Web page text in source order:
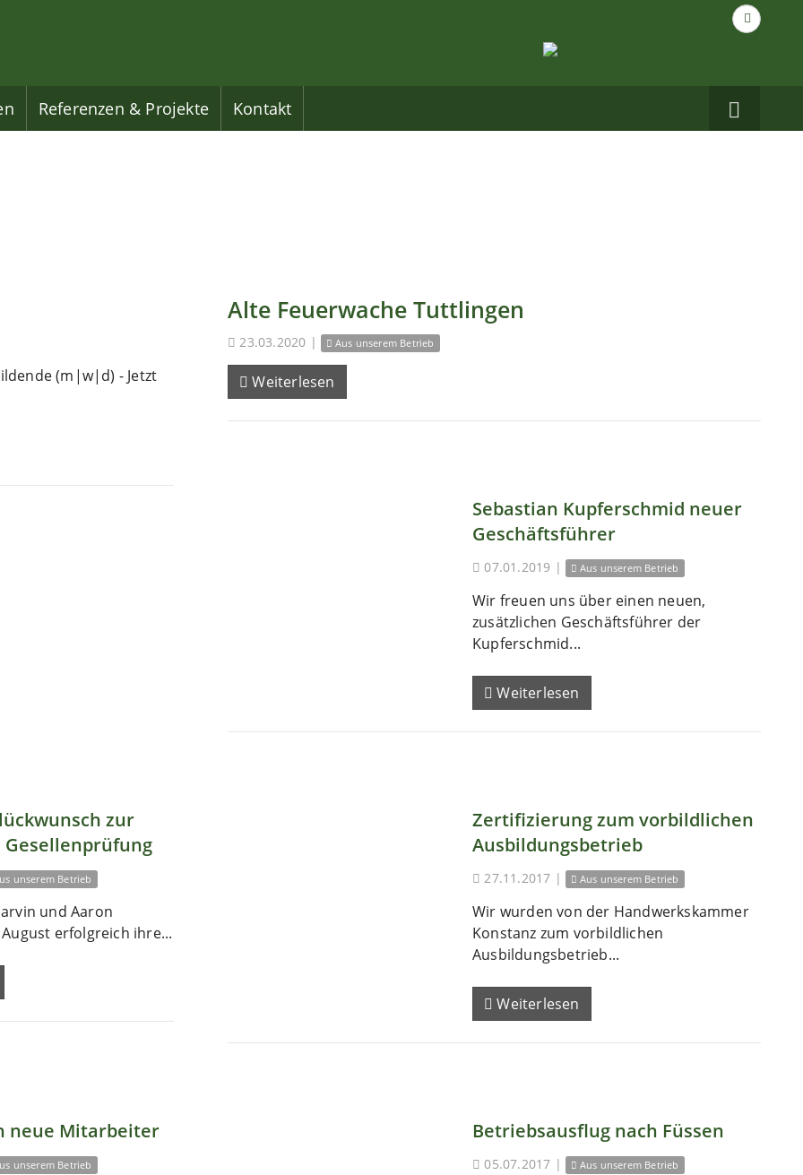
Suche
nach...
Referenzen & Projekte Kontakt
auf
(m|w|d) - Jetzt
Alte Feuerwache Tuttlingen
23.03.2020 | Aus unserem Betrieb
Weiterlesen
Sebastian Kupferschmid neuer
Geschäftsführer
07.01.2019 | Aus unserem Betrieb
Wir freuen uns über einen neuen,
zusätzlichen Geschäftsführer der
Kupferschmid...
Weiterlesen
zur
unserem Betrieb
und Aaron
erfolgreich ihre...
Zertifizierung zum vorbildlichen
Ausbildungsbetrieb
27.11.2017 | Aus unserem Betrieb
Wir wurden von der Handwerkskammer
Konstanz zum vorbildlichen
Ausbildungsbetrieb...
Weiterlesen
neue Mitarbeiter
unserem Betrieb
Betriebsausflug nach Füssen
05.07.2017 | Aus unserem Betrieb